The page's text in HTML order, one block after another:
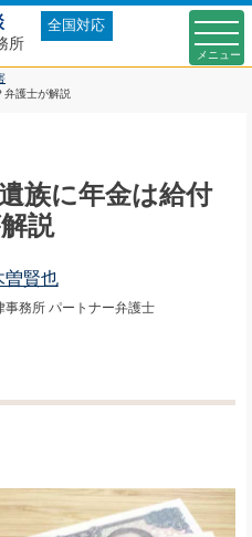
所
全国対応
弁護士が解説
族に年金は給付
説
賢也
務所 パートナー弁護士